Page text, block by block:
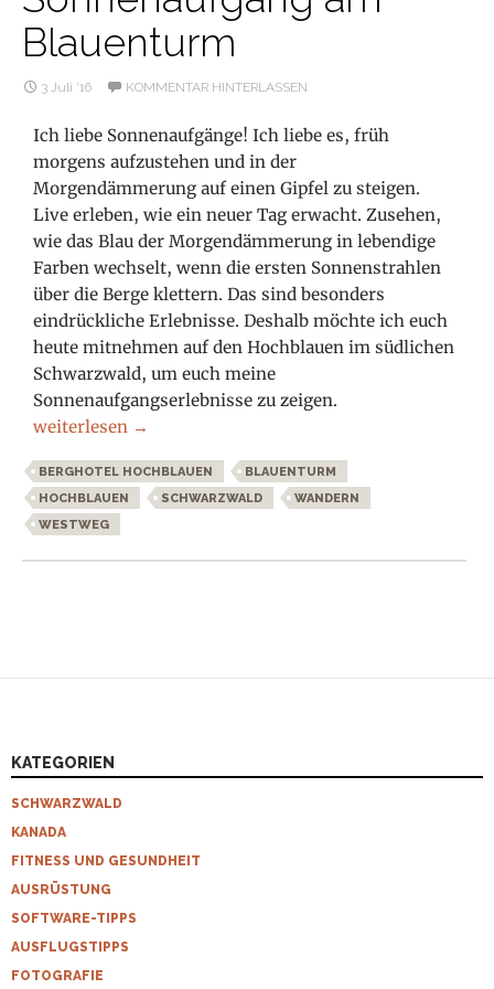
Blauenturm
3 Juli ’16 KOMMENTAR HINTERLASSEN
Ich liebe Sonnenaufgänge! Ich liebe es, früh
morgens aufzustehen und in der
Morgendämmerung auf einen Gipfel zu steigen.
Live erleben, wie ein neuer Tag erwacht. Zusehen,
wie das Blau der Morgendämmerung in lebendige
Farben wechselt, wenn die ersten Sonnenstrahlen
über die Berge klettern. Das sind besonders
eindrückliche Erlebnisse. Deshalb möchte ich euch
heute mitnehmen auf den Hochblauen im südlichen
Schwarzwald, um euch meine
Sonnenaufgangserlebnisse zu zeigen.
Darum lieben wir den Schwarzwald: Sonnenaufgang am
weiterlesen →
BERGHOTEL HOCHBLAUEN
BLAUENTURM
HOCHBLAUEN
SCHWARZWALD
WANDERN
WESTWEG
KATEGORIEN
SCHWARZWALD
KANADA
FITNESS UND GESUNDHEIT
AUSRÜSTUNG
SOFTWARE-TIPPS
AUSFLUGSTIPPS
FOTOGRAFIE